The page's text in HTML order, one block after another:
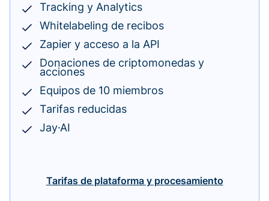
Tracking y Analytics
Whitelabeling de recibos
Zapier y acceso a la API
Donaciones de criptomonedas y
acciones
Equipos de 10 miembros
Tarifas reducidas
Jay·AI
Tarifas de plataforma y procesamiento